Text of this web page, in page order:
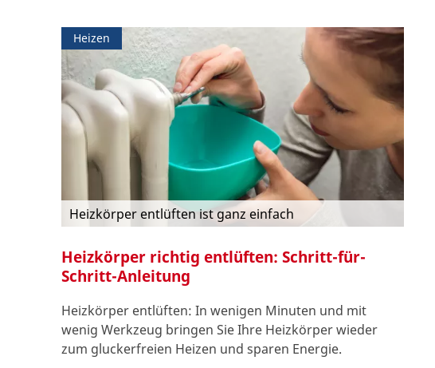
Heizen
Heizkörper entlüften ist ganz einfach
Heizkörper richtig entlüften: Schritt-für-
Schritt-Anleitung
Heizkörper entlüften: In wenigen Minuten und mit
wenig Werkzeug bringen Sie Ihre Heizkörper wieder
zum gluckerfreien Heizen und sparen Energie.